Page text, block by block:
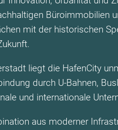
Büroimmobilien
mit der historischen
liegt die HafenCity
durch U-Bahnen,
und internationale
aus moderner